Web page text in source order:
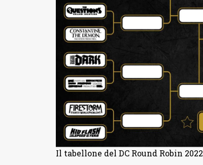
Il tabellone del DC Round Robin 2022